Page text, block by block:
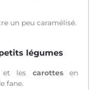
un peu caramélisé.
légumes
les carottesen
fane.